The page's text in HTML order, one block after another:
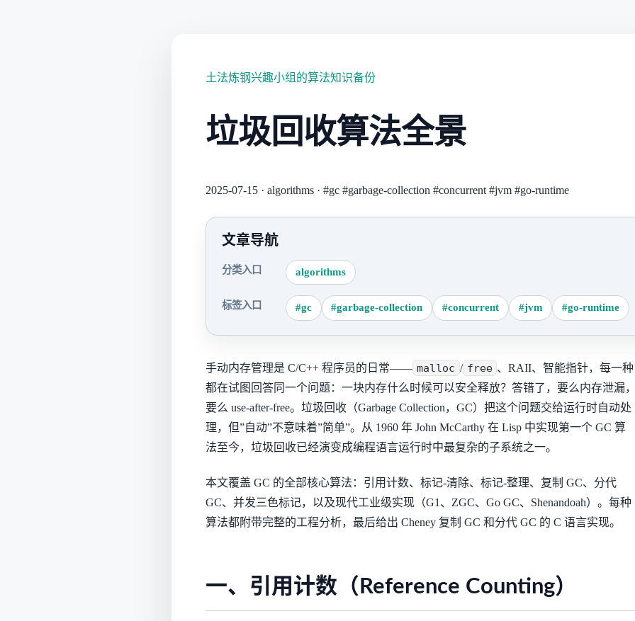
土法炼钢兴趣小组的算法知识备份
垃圾回收算法全景
2025-07-15 · algorithms · #gc #garbage-collection #concurrent #jvm #go-runtime
文章导航
分类入口 algorithms
标签入口 #gc #garbage-collection #concurrent #jvm #go-runtime
手动内存管理是 C/C++ 程序员的日常—— malloc / free 、RAII、智能指针，每一种
都在试图回答同一个问题：一块内存什么时候可以安全释放？答错了，要么内存泄漏
要么 use-after-free。垃圾回收（Garbage Collection，GC）把这个问题交给运行时自动处
理，但”自动”不意味着”简单”。从 1960 年 John McCarthy 在 Lisp 中实现第一个 GC 算
法至今，垃圾回收已经演变成编程语言运行时中最复杂的子系统之一。
本文覆盖 GC 的全部核心算法：引用计数、标记-清除、标记-整理、复制 GC、分代
GC、并发三色标记，以及现代工业级实现（G1、ZGC、Go GC、Shenandoah）。每种
算法都附带完整的工程分析，最后给出 Cheney 复制 GC 和分代 GC 的 C 语言实现。
一、引用计数（Reference Counting）